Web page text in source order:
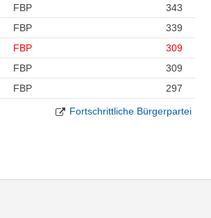
FBP
343
FBP
339
FBP
309
FBP
309
FBP 297
Fortschrittliche Bürgerpartei